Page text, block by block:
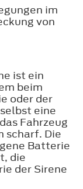
im
von
ist ein
beim
oder der
eine
Fahrzeug
scharf. Die
Batterie
die
der Sirene